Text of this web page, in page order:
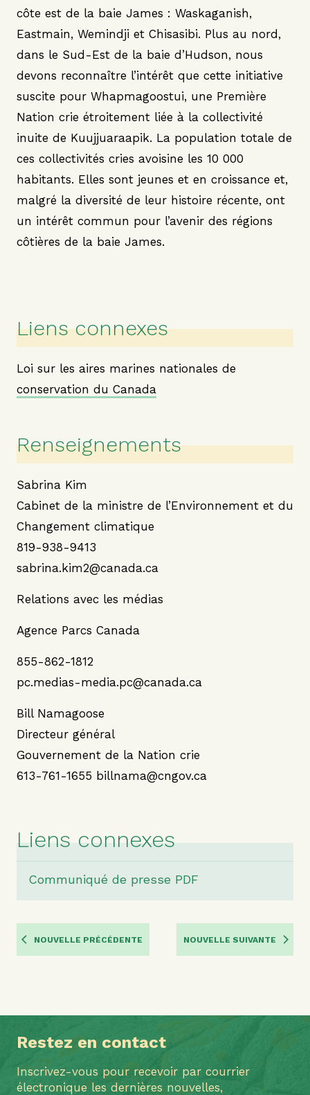
côte est de la baie James : Waskaganish,
Eastmain, Wemindji et Chisasibi. Plus au nord,
dans le Sud-Est de la baie d’Hudson, nous
devons reconnaître l’intérêt que cette initiative
suscite pour Whapmagoostui, une Première
Nation crie étroitement liée à la collectivité
inuite de Kuujjuaraapik. La population totale de
ces collectivités cries avoisine les 10 000
habitants. Elles sont jeunes et en croissance et,
malgré la diversité de leur histoire récente, ont
un intérêt commun pour l’avenir des régions
côtières de la baie James.
Liens connexes
Loi sur les aires marines nationales de
conservation du Canada
Renseignements
Sabrina Kim
Cabinet de la ministre de l’Environnement et du
Changement climatique
819-938-9413
sabrina.kim2@canada.ca
Relations avec les médias
Agence Parcs Canada
855-862-1812
pc.medias-media.pc@canada.ca
Bill Namagoose
Directeur général
Gouvernement de la Nation crie
613-761-1655 billnama@cngov.ca
Liens connexes
Communiqué de presse PDF
NOUVELLE PRÉCÉDENTE NOUVELLE SUIVANTE
Restez en contact
Inscrivez-vous pour recevoir par courrier
électronique les dernières nouvelles,